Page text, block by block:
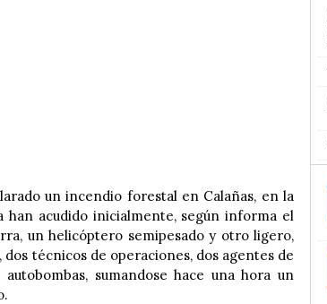
un incendio forestal en Calañas, en la
han acudido inicialmente, según informa el
un helicóptero semipesado y otro ligero,
técnicos de operaciones, dos agentes de
sumandose hace una hora un